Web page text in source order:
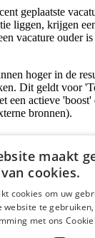
geplaatste
liggen, krijgen
vacature ouder
hoger in de
Dit geldt voor
een actieve 'boost'
bronnen).
maakt
van cookies.
cookies om uw
website te
met ons